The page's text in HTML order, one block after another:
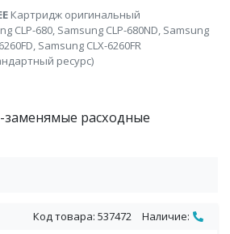
Картридж оригинальный
CLP-680, Samsung CLP-680ND, Samsung
Samsung CLX-6260FR
ресурс)
заменямые расходные
Код товара: 537472
Наличие: